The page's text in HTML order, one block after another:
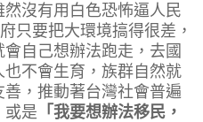
沒有用白色恐怖逼人民
只要把大環境搞得很差，
自己想辦法跑走，去國
不會生育，族群自然就
，推動著台灣社會普遍
或是 「我要想辦法移民，